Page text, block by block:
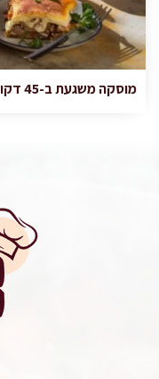
מוסקה משגעת ב-45 דקות, בלי טיגון שמכביד